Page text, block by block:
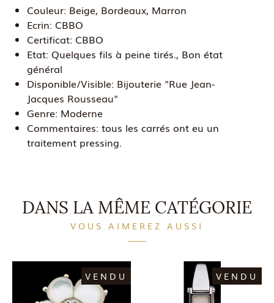
Couleur: Beige, Bordeaux, Marron
Ecrin: CBBO
Certificat: CBBO
Etat: Quelques fils à peine tirés., Bon état
général
Disponible/Visible: Bijouterie "Rue Jean-
Jacques Rousseau"
Genre: Moderne
Commentaires: tous les carrés ont eu un
traitement pressing.
DANS LA MÊME CATÉGORIE
VOUS AIMEREZ AUSSI
VENDU VENDU